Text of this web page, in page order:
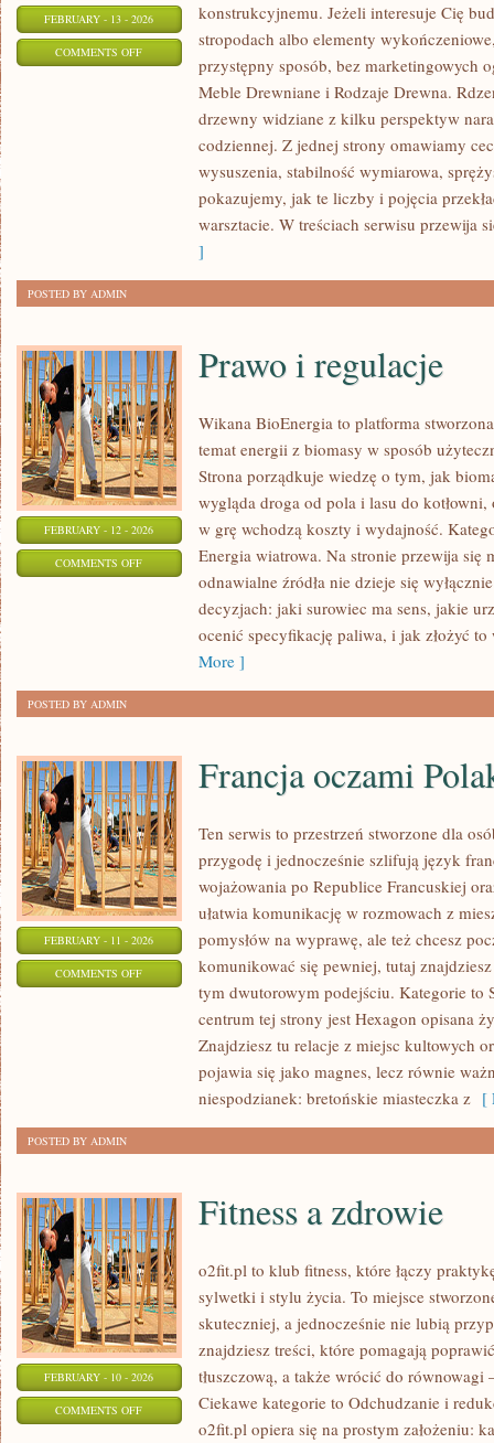
FEBRUARY - 13 - 2026
COMMENTS OFFON
konstrukcyjnemu. Jeżeli interesuje Cię
stropodach albo elementy
przystępny sposób, bez marketingowych
Meble Drewniane i Rodzaje Drewna.
drzewny widziane z kilku perspektyw
codziennej. Z jednej strony omawiamy
wysuszenia, stabilność wymiarowa,
pokazujemy, jak te liczby i pojęcia
warsztacie. W treściach serwisu przewija
]
POSTED BY ADMIN
FEBRUARY - 12 - 2026
COMMENTS OFFON
REGULACJE
Prawo i regulacje
Wikana BioEnergia to platforma
temat energii z biomasy w sposób
Strona porządkuje wiedzę o tym, jak
wygląda droga od pola i lasu do
w grę wchodzą koszty i wydajność.
Energia wiatrowa. Na stronie przewija się
odnawialne źródła nie dzieje się
decyzjach: jaki surowiec ma sens, jakie
ocenić specyfikację paliwa, i jak złożyć
More ]
POSTED BY ADMIN
FEBRUARY - 11 - 2026
COMMENTS OFFON
Francja oczami
Ten serwis to przestrzeń stworzone dla
przygodę i jednocześnie szlifują język
wojażowania po Republice Francuskiej
ułatwia komunikację w rozmowach z
pomysłów na wyprawę, ale też chcesz
komunikować się pewniej, tutaj znajdziesz
tym dwutorowym podejściu. Kategorie to
centrum tej strony jest Hexagon opisana
Znajdziesz tu relacje z miejsc kultowych
pojawia się jako magnes, lecz równie
niespodzianek: bretońskie miasteczka z [
POSTED BY ADMIN
FEBRUARY - 10 - 2026
COMMENTS OFFON
Fitness a zdrowie
o2fit.pl to klub fitness, które łączy
sylwetki i stylu życia. To miejsce
skuteczniej, a jednocześnie nie lubią
znajdziesz treści, które pomagają
tłuszczową, a także wrócić do
Ciekawe kategorie to Odchudzanie i
o2fit.pl opiera się na prostym założeniu: